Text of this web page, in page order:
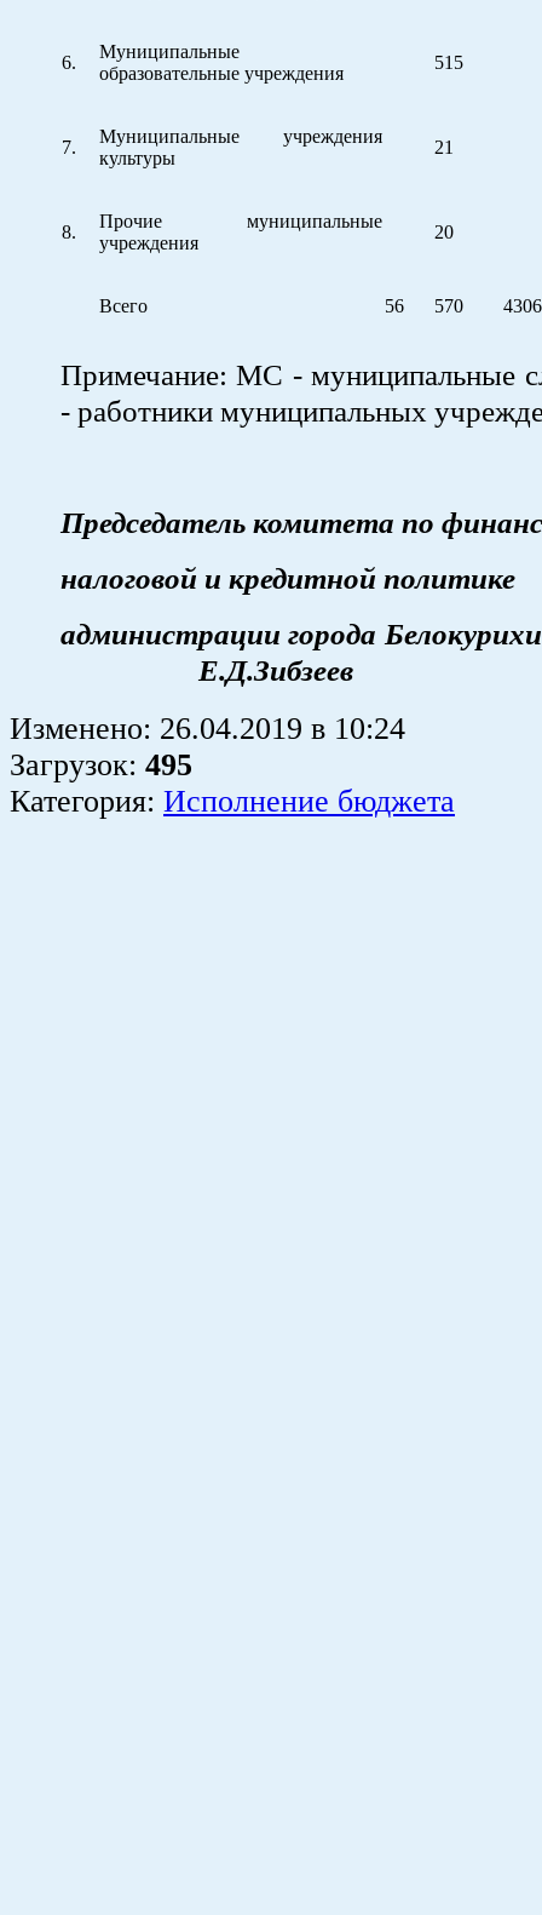
6.
Муниципальные
образовательные учреждения
515
7.
Муниципальные учреждения
культуры
21
8.
Прочие муниципальные
учреждения
20
Всего 56 570
Примечание: МС - муниципальные
- работники муниципальных
Председатель комитета по
налоговой и кредитной политике
администрации города
Е.Д.Зибзеев
Изменено: 26.04.2019 в 10:24
Загрузок: 495
Категория: Исполнение бюджета